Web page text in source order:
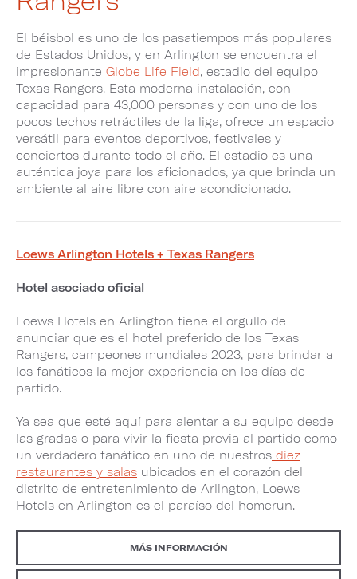
El béisbol es uno de los pasatiempos más populares
de Estados Unidos, y en Arlington se encuentra el
impresionante Globe Life Field, estadio del equipo
Texas Rangers. Esta moderna instalación, con
capacidad para 43,000 personas y con uno de los
pocos techos retráctiles de la liga, ofrece un espacio
versátil para eventos deportivos, festivales y
conciertos durante todo el año. El estadio es una
auténtica joya para los aficionados, ya que brinda un
ambiente al aire libre con aire acondicionado.
Loews Arlington Hotels + Texas Rangers
Hotel asociado oficial
Loews Hotels en Arlington tiene el orgullo de
anunciar que es el hotel preferido de los Texas
Rangers, campeones mundiales 2023, para brindar a
los fanáticos la mejor experiencia en los días de
partido.
Ya sea que esté aquí para alentar a su equipo desde
las gradas o para vivir la fiesta previa al partido como
un verdadero fanático en uno de nuestros diez
restaurantes y salas ubicados en el corazón del
distrito de entretenimiento de Arlington, Loews
Hotels en Arlington es el paraíso del homerun.
MÁS INFORMACIÓN